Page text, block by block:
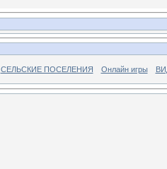
СЕЛЬСКИЕ ПОСЕЛЕНИЯ Онлайн игры